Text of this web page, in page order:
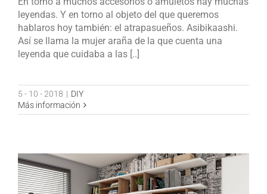
leyendas. Y en torno al objeto del que queremos
hablaros hoy también: el atrapasueños. Asibikaashi.
Así se llama la mujer araña de la que cuenta una
leyenda que cuidaba a las [..]
5 - 10 - 2018 | DIY
Más información